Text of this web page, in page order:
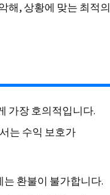
해, 상황에 맞는 최적의
가장 호의적입니다.
는 수익 보호가
는 환불이 불가합니다.